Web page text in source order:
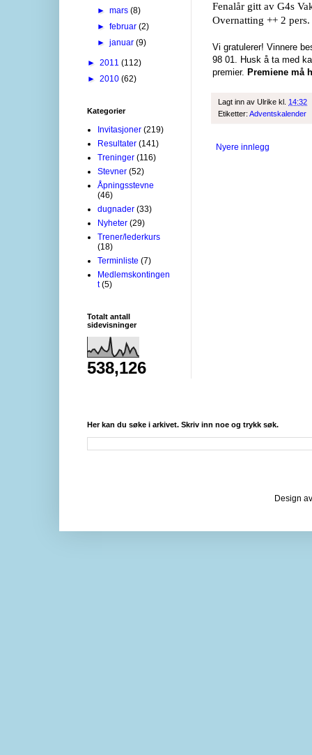
Fenalår gitt av G4s
Overnatting ++ 2 pers.
Vi gratulerer! Vinnere
98 01. Husk å ta med
premier. Premiene må
Lagt inn av Ulrike kl. 14:32
Etiketter: Adventskalender
Nyere innlegg
►mars(8)
►februar(2)
►januar(9)
► 2011 (112)
► 2010 (62)
Kategorier
Invitasjoner (219)
Resultater (141)
Treninger (116)
Stevner (52)
Åpningsstevne
(46)
dugnader (33)
Nyheter (29)
Trener/lederkurs
(18)
Terminliste (7)
Medlemskontingen
t (5)
Totalt antall
sidevisninger
538,126
Her kan du søke i arkivet. Skriv inn noe og trykk søk.
Design